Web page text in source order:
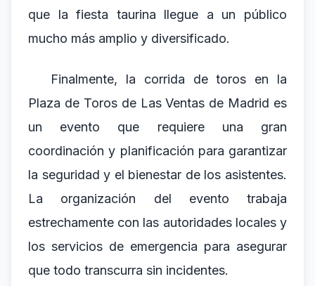
que la fiesta taurina llegue a un público
mucho más amplio y diversificado.
Finalmente, la corrida de toros en la
Plaza de Toros de Las Ventas de Madrid es
un evento que requiere una gran
coordinación y planificación para garantizar
la seguridad y el bienestar de los asistentes.
La organización del evento trabaja
estrechamente con las autoridades locales y
los servicios de emergencia para asegurar
que todo transcurra sin incidentes.